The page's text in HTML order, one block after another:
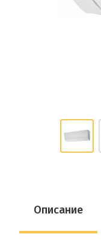
Описание